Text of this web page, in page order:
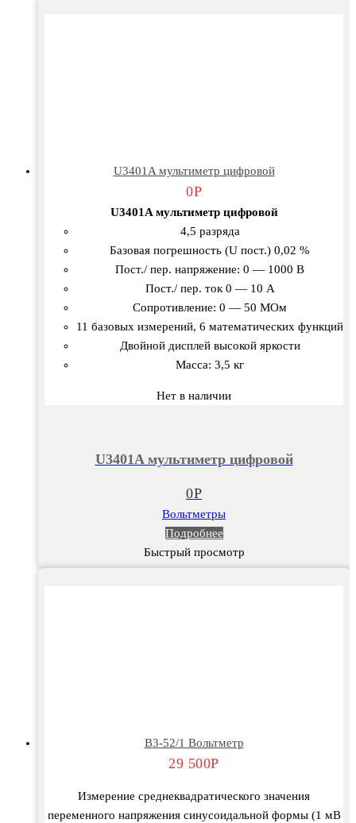
U3401A мультиметр цифровой
0Р
U3401A мультиметр цифровой
4,5 разряда
Базовая погрешность (U пост.) 0,02 %
Пост./ пер. напряжение: 0 — 1000 В
Пост./ пер. ток 0 — 10 А
Сопротивление: 0 — 50 МОм
11 базовых измерений, 6 математических функций
Двойной дисплей высокой яркости
Масса: 3,5 кг
Нет в наличии
U3401A мультиметр цифровой
0Р
Вольтметры
Подробнее
Быстрый просмотр
В3-52/1 Вольтметр
29 500Р
Измерение среднеквадратического значения
переменного напряжения синусоидальной формы (1 мВ